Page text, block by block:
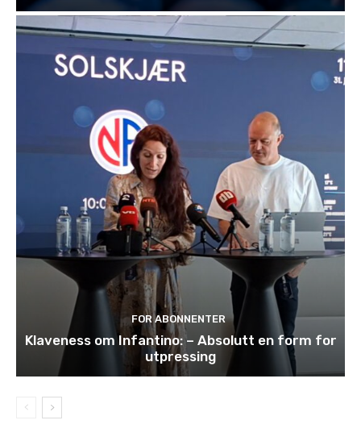
FOR ABONNENTER
Klaveness om Infantino: – Absolutt en form for
utpressing